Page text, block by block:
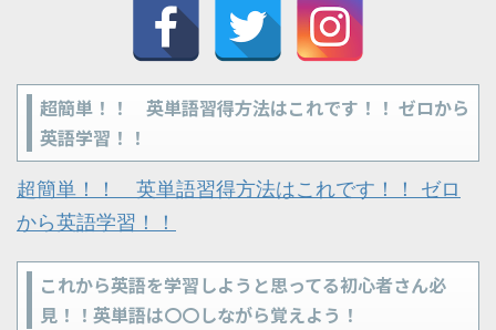
超簡単！！ 英単語習得方法はこれです！！ ゼロから
英語学習！！
超簡単！！ 英単語習得方法はこれです！！ ゼロ
から英語学習！！
これから英語を学習しようと思ってる初心者さん必
見！！英単語は〇〇しながら覚えよう！